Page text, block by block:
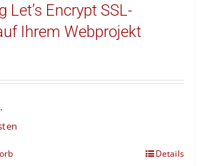
Let’s Encrypt SSL-
Ihrem Webprojekt
Details